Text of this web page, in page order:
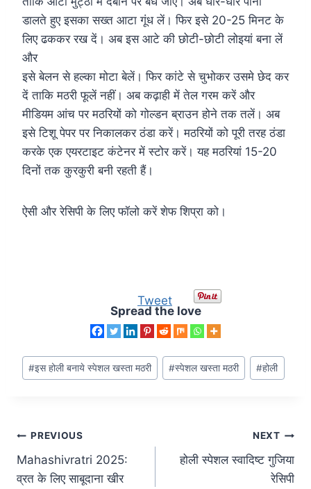
डालते हुए इसका सख्त आटा गूंध लें। फिर इसे 20-25 मिनट के
लिए ढककर रख दें। अब इस आटे की छोटी-छोटी लोइयां बना लें
और
इसे बेलन से हल्का मोटा बेलें। फिर कांटे से चुभोकर उसमे छेद कर
दें ताकि मठरी फूलें नहीं। अब कढ़ाही में तेल गरम करें और
मीडियम आंच पर मठरियों को गोल्डन ब्राउन होने तक तलें। अब
इसे टिशू पेपर पर निकालकर ठंडा करें। मठरियों को पूरी तरह ठंडा
करके एक एयरटाइट कंटेनर में स्टोर करें। यह मठरियां 15-20
दिनों तक कुरकुरी बनी रहती हैं।
ऐसी और रेसिपी के लिए फॉलो करें शेफ शिप्रा को।
Tweet
Spread the love
#इस होली बनाये स्पेशल खस्ता मठरी #स्पेशल खस्ता मठरी #होली
PREVIOUS
Mahashivratri 2025:
व्रत के लिए साबूदाना खीर
NEXT
होली स्पेशल स्वादिष्ट गुजिया
रेसिपी